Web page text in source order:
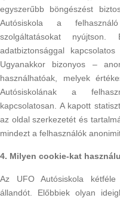
egyszerűbb böngészést
Autósiskola a
szolgáltatásokat
adatbiztonsággal
Ugyanakkor bizonyos –
használhatóak, melyek
Autósiskolának a
kapcsolatosan. A kapott
az oldal szerkezetét és
mindezt a felhasználók
4. Milyen cookie-kat
Az UFO Autósiskola
állandót. Előbbiek olyan